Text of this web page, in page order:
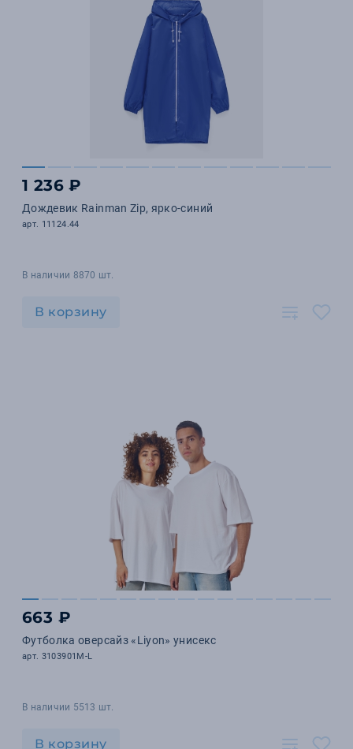
1 236 ₽
Дождевик Rainman Zip, ярко-синий
арт. 11124.44
В наличии 8870 шт.
В корзину
663 ₽
Футболка оверсайз «Liyon» унисекс
арт. 3103901M-L
В наличии 5513 шт.
В корзину